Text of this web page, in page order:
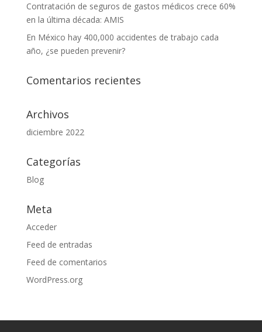
Contratación de seguros de gastos médicos crece 60%
en la última década: AMIS
En México hay 400,000 accidentes de trabajo cada
año, ¿se pueden prevenir?
Comentarios recientes
Archivos
diciembre 2022
Categorías
Blog
Meta
Acceder
Feed de entradas
Feed de comentarios
WordPress.org